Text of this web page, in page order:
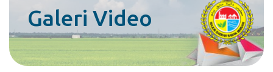
Galeri Video